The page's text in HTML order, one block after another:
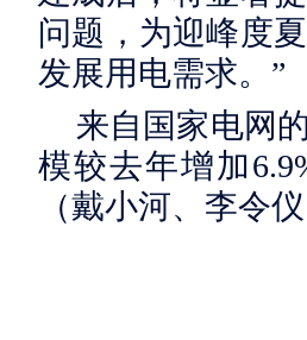
问题，为迎峰度
发展用电需求。”
来自国家电网
模较去年增加
（戴小河、李令仪